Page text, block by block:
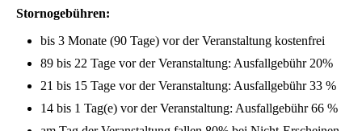
Stornogebühren:
bis 3 Monate (90 Tage) vor der Veranstaltung kostenfrei
89 bis 22 Tage vor der Veranstaltung: Ausfallgebühr 20%
21 bis 15 Tage vor der Veranstaltung: Ausfallgebühr 33 %
14 bis 1 Tag(e) vor der Veranstaltung: Ausfallgebühr 66 %